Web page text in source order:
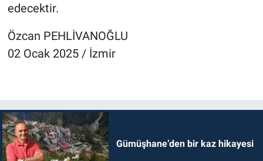
edecektir.
Özcan PEHLİVANOĞLU
02 Ocak 2025 / İzmir
Gümüşhane’den bir kaz hikayesi